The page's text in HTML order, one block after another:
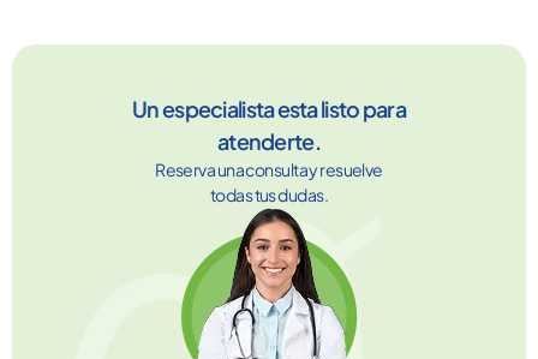
Un especialista esta listo para
atenderte.
Reserva una consulta y resuelve
todas tus dudas.